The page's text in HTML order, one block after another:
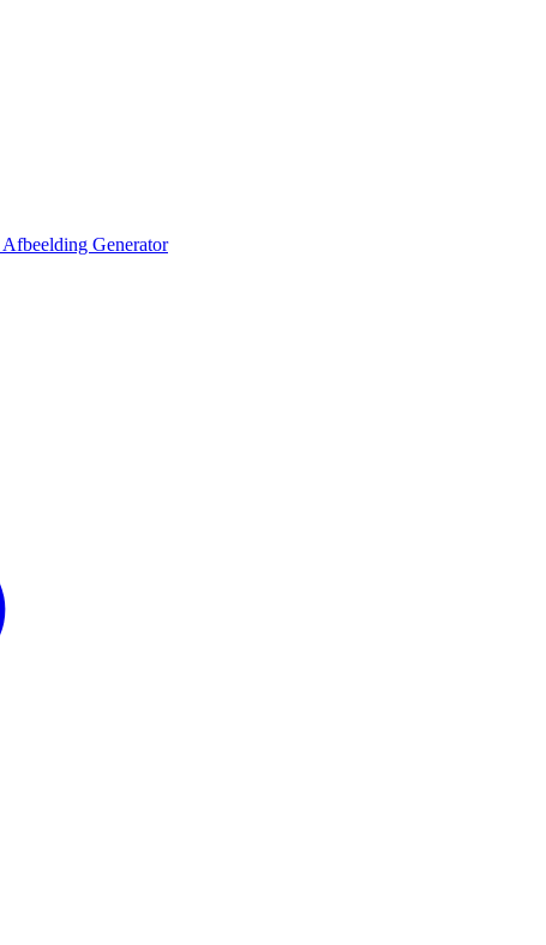
Afbeelding Generator